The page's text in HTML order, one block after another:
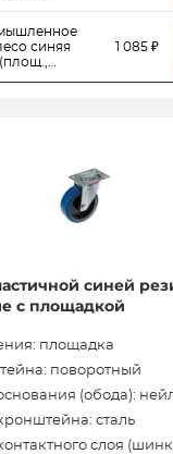
синяя
1 085 ₽
синей
с площадкой
площадка
поворотный
(обода):
сталь
слоя